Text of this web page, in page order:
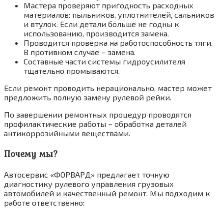
Мастера проверяют пригодность расходных
материалов: пыльников, уплотнителей, сальников
и втулок. Если детали больше не годны к
использованию, производится замена.
Проводится проверка на работоспособность тяги.
В противном случае – замена.
Составные части системы гидроусилителя
тщательно промываются.
Если ремонт проводить нерационально, мастер может
предложить полную замену рулевой рейки.
По завершении ремонтных процедур проводятся
профилактические работы – обработка деталей
антикоррозийными веществами.
Почему мы?
Автосервис «ФОРВАРД» предлагает точную
диагностику рулевого управления грузовых
автомобилей и качественный ремонт. Мы подходим к
работе ответственно: